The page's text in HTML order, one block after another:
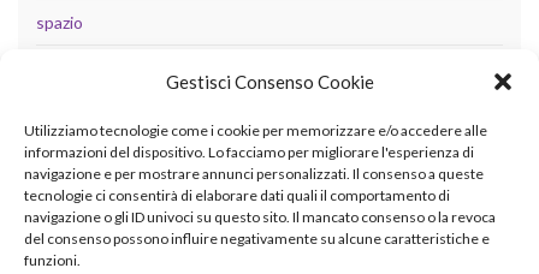
Gestisci Consenso Cookie
Utilizziamo tecnologie come i cookie per memorizzare e/o accedere alle
informazioni del dispositivo. Lo facciamo per migliorare l'esperienza di
navigazione e per mostrare annunci personalizzati. Il consenso a queste
tecnologie ci consentirà di elaborare dati quali il comportamento di
navigazione o gli ID univoci su questo sito. Il mancato consenso o la revoca
del consenso possono influire negativamente su alcune caratteristiche e
funzioni.
spazio
META
Accedi